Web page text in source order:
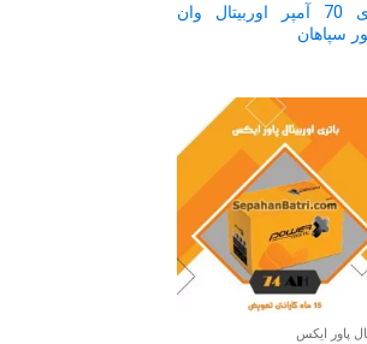
باتری 70 آمپر اوربیتال وان
سپاهان
پاور ایکس